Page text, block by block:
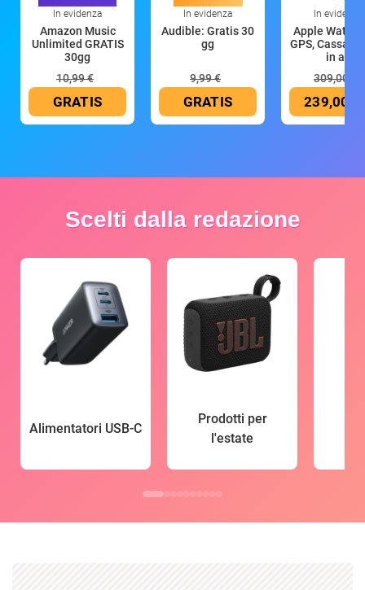
In evidenza
Amazon Music
Unlimited GRATIS
30gg
10,99 €
GRATIS
In evidenza
Audible: Gratis 30
gg
9,99 €
GRATIS
In evidenza
Apple Watch
GPS, Cassa
in all
309,00 €
239,00 €
Scelti dalla redazione
Alimentatori USB-C
Prodotti per
l'estate